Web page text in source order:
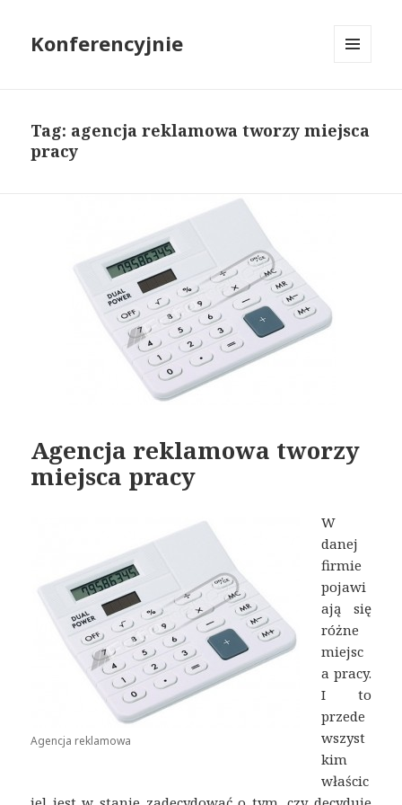
Konferencyjnie
Tag: agencja reklamowa tworzy miejsca
pracy
Agencja reklamowa tworzy
miejsca pracy
Agencja reklamowa
W
danej
firmie
pojawi
ają się
różne
miejsc
a pracy.
I to
przede
wszyst
kim
właścic